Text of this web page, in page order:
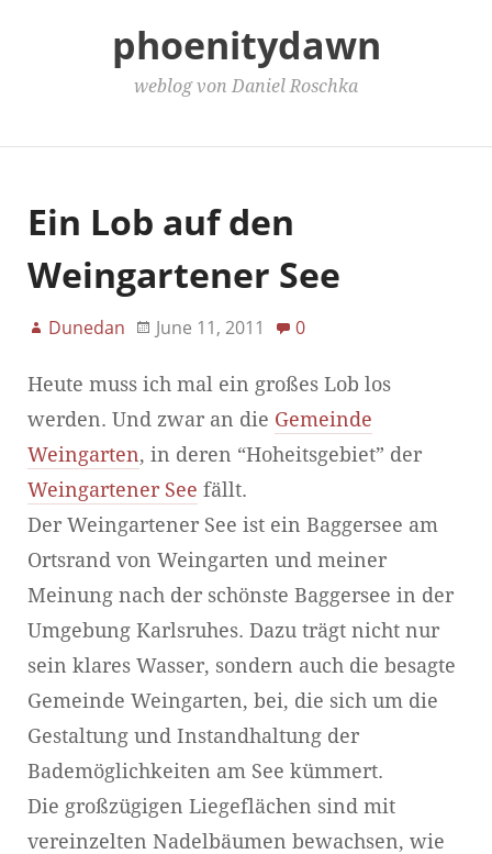
phoenitydawn
weblog von Daniel Roschka
Ein Lob auf den
Weingartener See
Dunedan June 11, 2011 0
Heute muss ich mal ein großes Lob los
werden. Und zwar an die Gemeinde
Weingarten, in deren “Hoheitsgebiet” der
Weingartener See fällt.
Der Weingartener See ist ein Baggersee am
Ortsrand von Weingarten und meiner
Meinung nach der schönste Baggersee in der
Umgebung Karlsruhes. Dazu trägt nicht nur
sein klares Wasser, sondern auch die besagte
Gemeinde Weingarten, bei, die sich um die
Gestaltung und Instandhaltung der
Bademöglichkeiten am See kümmert.
Die großzügigen Liegeflächen sind mit
vereinzelten Nadelbäumen bewachsen, wie